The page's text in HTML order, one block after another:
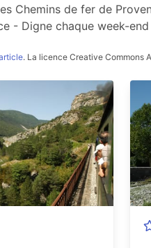
Chemins de fer de
- Digne chaque week-
. La licence Creative Commons